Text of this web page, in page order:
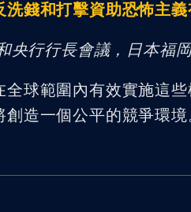
洗錢和打擊資助恐怖主義
央行行長會議，日本福
全球範圍內有效實施這
造一個公平的競爭環境